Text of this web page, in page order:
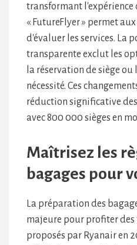
transformant l'expérience
« FutureFlyer » permet
d'évaluer les services. La
transparente exclut les
la réservation de siège
nécessité. Ces
réduction significative
avec 800 000 sièges en
Maîtrisez les
bagages pour
La préparation des
majeure pour profiter
proposés par Ryanair en